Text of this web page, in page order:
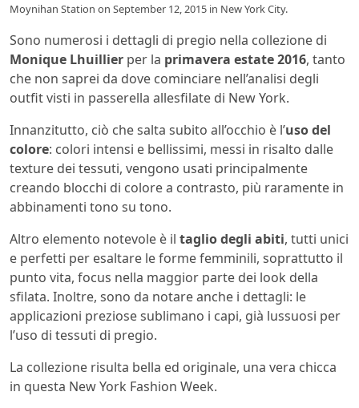
Moynihan Station on September 12, 2015 in New York City.
Sono numerosi i dettagli di pregio nella collezione di
Monique Lhuillier per la primavera estate 2016, tanto
che non saprei da dove cominciare nell’analisi degli
outfit visti in passerella allesfilate di New York.
Innanzitutto, ciò che salta subito all’occhio è l’uso del
colore: colori intensi e bellissimi, messi in risalto dalle
texture dei tessuti, vengono usati principalmente
creando blocchi di colore a contrasto, più raramente in
abbinamenti tono su tono.
Altro elemento notevole è il taglio degli abiti, tutti unici
e perfetti per esaltare le forme femminili, soprattutto il
punto vita, focus nella maggior parte dei look della
sfilata. Inoltre, sono da notare anche i dettagli: le
applicazioni preziose sublimano i capi, già lussuosi per
l’uso di tessuti di pregio.
La collezione risulta bella ed originale, una vera chicca
in questa New York Fashion Week.